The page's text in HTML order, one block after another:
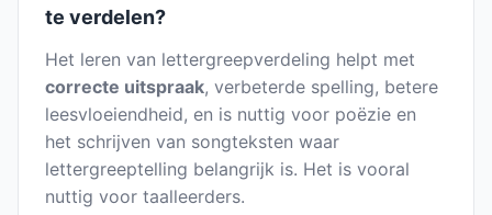
te verdelen?
Het leren van lettergreepverdeling helpt met
correcte uitspraak, verbeterde spelling, betere
leesvloeiendheid, en is nuttig voor poëzie en
het schrijven van songteksten waar
lettergreeptelling belangrijk is. Het is vooral
nuttig voor taalleerders.